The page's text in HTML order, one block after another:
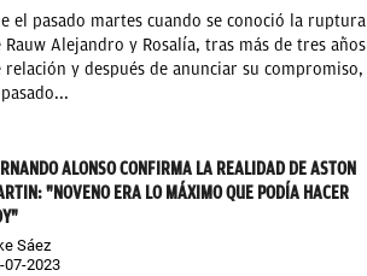
el pasado martes cuando se conoció la ruptura
Rauw Alejandro y Rosalía, tras más de tres años
relación y después de anunciar su compromiso,
ALONSO CONFIRMA LA REALIDAD DE ASTON
"NOVENO ERA LO MÁXIMO QUE PODÍA HACER
Sáez
07-2023